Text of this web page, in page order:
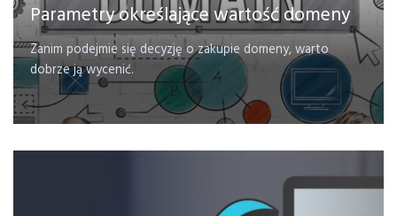
Parametry określające wartość domeny
Zanim podejmie się decyzję o zakupie domeny, warto
dobrze ją wycenić.